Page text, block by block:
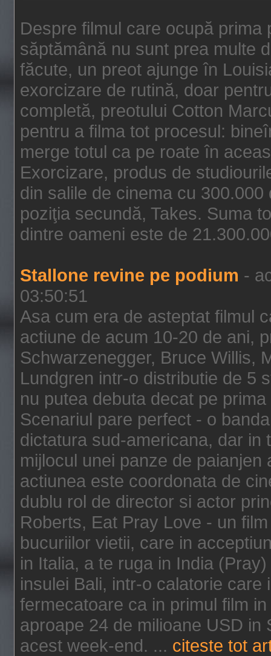
Despre filmul care ocupă
săptămână nu sunt prea multe
făcute, un preot ajunge în
exorcizare de rutină, doar
completă, preotului Cotton
pentru a filma tot procesul:
merge totul ca pe roate în
Exorcizare, produs de
din salile de cinema cu
poziţia secundă, Takes. Suma
dintre oameni este de
Stallone revine pe podium -
03:50:51
Asa cum era de asteptat filmul
actiune de acum 10-20 de ani,
Schwarzenegger, Bruce Willis,
Lundgren intr-o distributie de 5
nu putea debuta decat pe
Scenariul pare perfect - o
dictatura sud-americana, dar in
mijlocul unei panze de
actiunea este coordonata de
dublu rol de director si actor
Roberts, Eat Pray Love - un
bucuriilor vietii, care in
in Italia, a te ruga in India
insulei Bali, intr-o calatorie
fermecatoare ca in primul film
aproape 24 de milioane USD in
acest week-end. ... citeste tot